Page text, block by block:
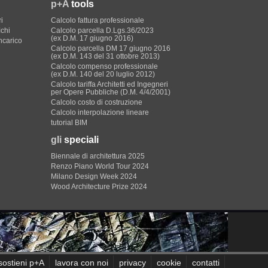
p+A tools
Calcolo fattura professionale
Calcolo parcella D.Lgs.36/2023
(ex D.M. 17 giugno 2016)
Calcolo parcella DM 17 giugno 2016
(ex D.M. 143 del 31 ottobre 2013)
Calcolo compenso professionale
(ex D.M. 140 del 20 luglio 2012)
Calcolo tariffa Architetti ed Ingegneri
per Opere Pubbliche (D.M. 4/4/2001)
Calcolo costo di costruzione
Calcolo interpolazione lineare
tutorial BIM
gli speciali
Biennale di architettura 2025
Renzo Piano World Tour 2024
Milano Design Week 2024
Wood Architecture Prize 2024
p+A lavora con noi privacy cookie contatti